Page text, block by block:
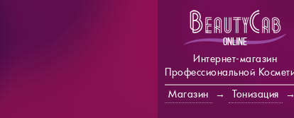
Интернет-магазин
Профессиональной
Магазин → Тонизация →